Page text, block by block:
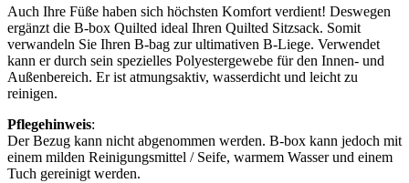
Auch Ihre Füße haben sich höchsten Komfort verdient! Deswegen
ergänzt die B-box Quilted ideal Ihren Quilted Sitzsack. Somit
verwandeln Sie Ihren B-bag zur ultimativen B-Liege. Verwendet
kann er durch sein spezielles Polyestergewebe für den Innen- und
Außenbereich. Er ist atmungsaktiv, wasserdicht und leicht zu
reinigen.
Pflegehinweis:
Der Bezug kann nicht abgenommen werden. B-box kann jedoch mit
einem milden Reinigungsmittel / Seife, warmem Wasser und einem
Tuch gereinigt werden.